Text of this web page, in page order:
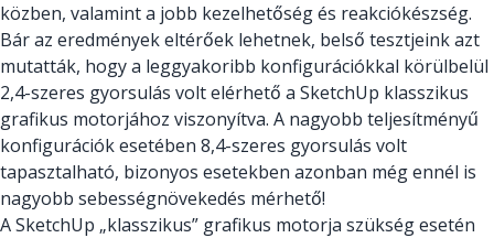
közben, valamint a jobb kezelhetőség és reakciókészség.
Bár az eredmények eltérőek lehetnek, belső tesztjeink azt
mutatták, hogy a leggyakoribb konfigurációkkal körülbelül
2,4-szeres gyorsulás volt elérhető a SketchUp klasszikus
grafikus motorjához viszonyítva. A nagyobb teljesítményű
konfigurációk esetében 8,4-szeres gyorsulás volt
tapasztalható, bizonyos esetekben azonban még ennél is
nagyobb sebességnövekedés mérhető!
A SketchUp „klasszikus” grafikus motorja szükség esetén